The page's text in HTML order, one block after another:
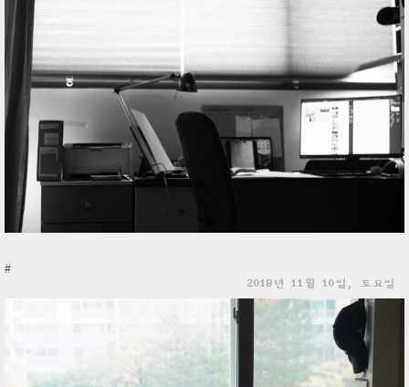
#
2018년 11월 10일, 토요일